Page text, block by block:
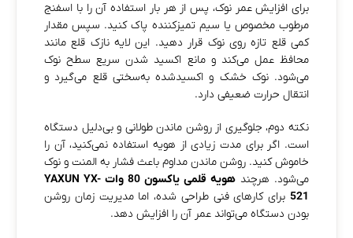
برای افزایش عمر نوک، پس از هر بار استفاده آن را با اسفنج
مرطوب مخصوص یا سیم تمیزکننده پاک کنید. سپس مقدار
کمی قلع تازه روی نوک قرار دهید. این لایه نازک قلع مانند
محافظ عمل می‌کند و مانع اکسید شدن سریع سطح نوک
می‌شود. نوک خشک و اکسیدشده به‌سختی قلع می‌گیرد و
انتقال حرارت ضعیفی دارد.
نکته دوم، جلوگیری از روشن ماندن طولانی و بی‌دلیل دستگاه
است. اگر برای مدت زیادی از هویه استفاده نمی‌کنید، آن را
خاموش کنید. روشن ماندن مداوم باعث فشار به المنت و نوک
می‌شود. هرچند
هویه قلمی یاکسون 80 وات YAXUN YX-
521 برای کارهای فنی طراحی شده، اما مدیریت زمان روشن
بودن دستگاه می‌تواند عمر آن را افزایش دهد.